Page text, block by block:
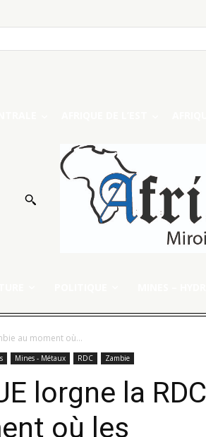
au moment où...
Mines - Métaux RDC Zambie
lorgne la RDC
où les